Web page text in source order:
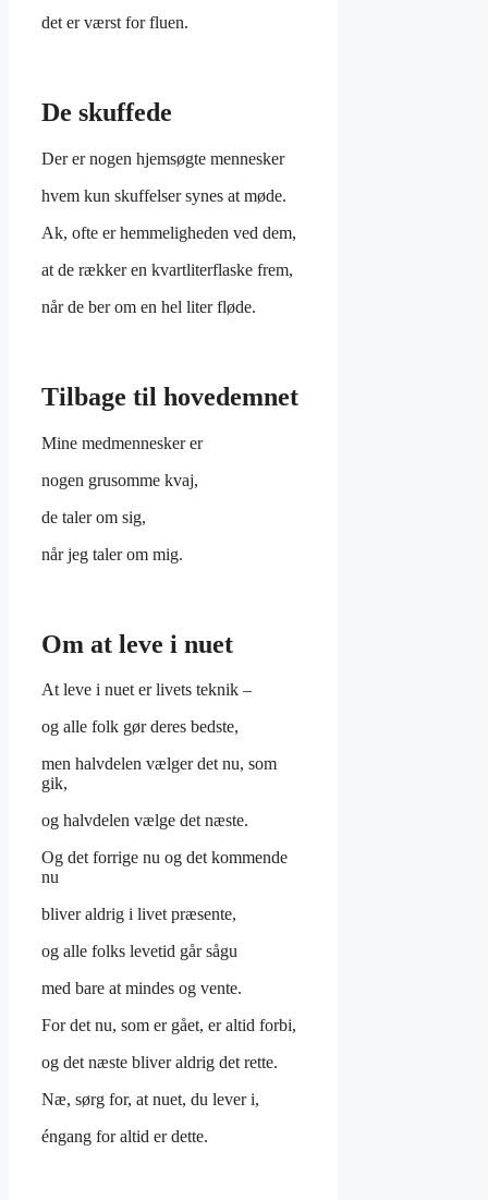
det er værst for fluen.
De skuffede
Der er nogen hjemsøgte mennesker
hvem kun skuffelser synes at møde.
Ak, ofte er hemmeligheden ved dem,
at de rækker en kvartliterflaske frem,
når de ber om en hel liter fløde.
Tilbage til hovedemnet
Mine medmennesker er
nogen grusomme kvaj,
de taler om sig,
når jeg taler om mig.
Om at leve i nuet
At leve i nuet er livets teknik –
og alle folk gør deres bedste,
men halvdelen vælger det nu, som
gik,
og halvdelen vælge det næste.
Og det forrige nu og det kommende
nu
bliver aldrig i livet præsente,
og alle folks levetid går sågu
med bare at mindes og vente.
For det nu, som er gået, er altid forbi,
og det næste bliver aldrig det rette.
Næ, sørg for, at nuet, du lever i,
éngang for altid er dette.